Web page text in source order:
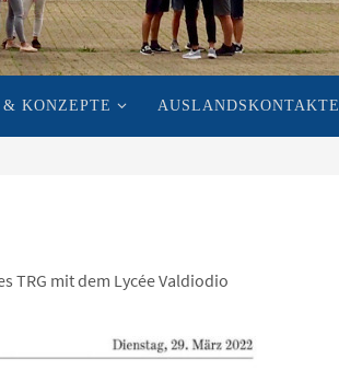
& KONZEPTE AUSLANDSKONTAKTE
TRG mit dem Lycée Valdiodio